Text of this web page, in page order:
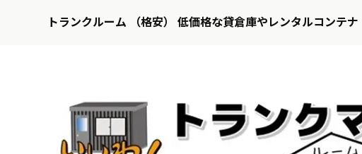
トランクルーム （格安） 低価格な貸倉庫やレンタルコンテナ